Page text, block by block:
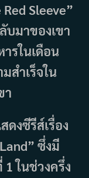
Sleeve”
บมาของเขา
รในเดือน
สำเร็จใน
า
งซีรีส์เรื่อง
ซึ่งมี
ในช่วงครึ่ง